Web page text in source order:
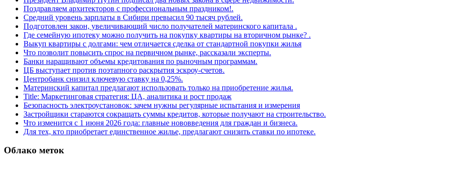
Поздравляем архитекторов с профессиональным праздником!.
Средний уровень зарплаты в Сибири превысил 90 тысяч рублей.
Подготовлен закон, увеличивающий число получателей материнского капитала .
Где семейную ипотеку можно получить на покупку квартиры на вторичном рынке? .
Выкуп квартиры с долгами: чем отличается сделка от стандартной покупки жилья
Что позволит повысить спрос на первичном рынке, рассказали эксперты.
Банки наращивают объемы кредитования по рыночным программам.
ЦБ выступает против поэтапного раскрытия эскроу-счетов.
Центробанк снизил ключевую ставку на 0,25%.
Материнский капитал предлагают использовать только на приобретение жилья.
Title: Маркетинговая стратегия: ЦА, аналитика и рост продаж
Безопасность электроустановок: зачем нужны регулярные испытания и измерения
Застройщики стараются сокращать суммы кредитов, которые получают на строительство.
Что изменится с 1 июня 2026 года: главные нововведения для граждан и бизнеса.
Для тех, кто приобретает единственное жилье, предлагают снизить ставки по ипотеке.
Облако меток